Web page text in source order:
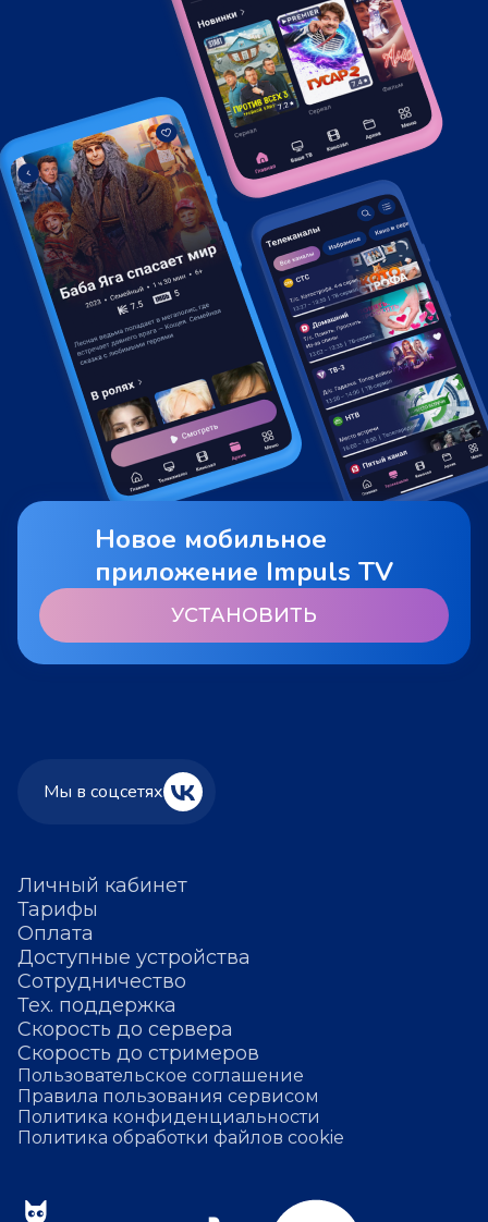
Новое мобильное
приложение Impuls TV
УСТАНОВИТЬ
Личный кабинет
Тарифы
Оплата
Доступные устройства
Сотрудничество
Тех. поддержка
Скорость до сервера
Скорость до стримеров
Пользовательское соглашение
Правила пользования сервисом
Политика конфиденциальности
Политика обработки файлов cookie
Мы в соцсетях